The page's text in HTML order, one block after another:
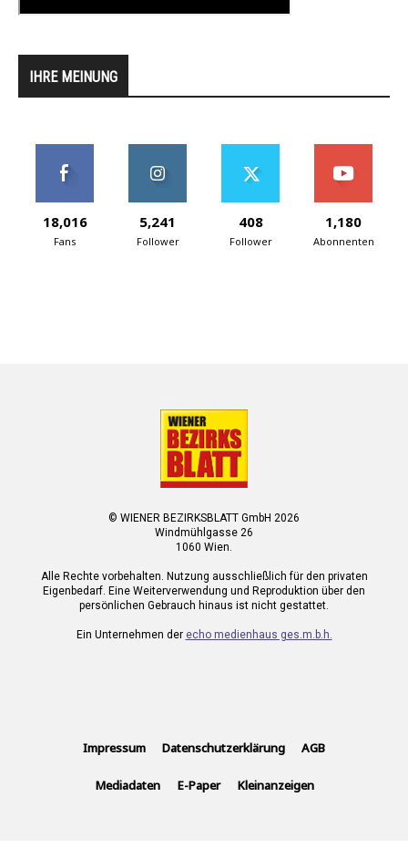
IHRE MEINUNG
18,016
Fans
5,241
Follower
408
Follower
1,180
Abonnenten
© WIENER BEZIRKSBLATT GmbH 2026
Windmühlgasse 26
1060 Wien.
Alle Rechte vorbehalten. Nutzung ausschließlich für den privaten
Eigenbedarf. Eine Weiterverwendung und Reproduktion über den
persönlichen Gebrauch hinaus ist nicht gestattet.
Ein Unternehmen der echo medienhaus ges.m.b.h.
Impressum Datenschutzerklärung AGB
Mediadaten E-Paper Kleinanzeigen